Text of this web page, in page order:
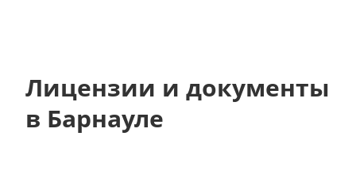
Лицензии и документы
в Барнауле